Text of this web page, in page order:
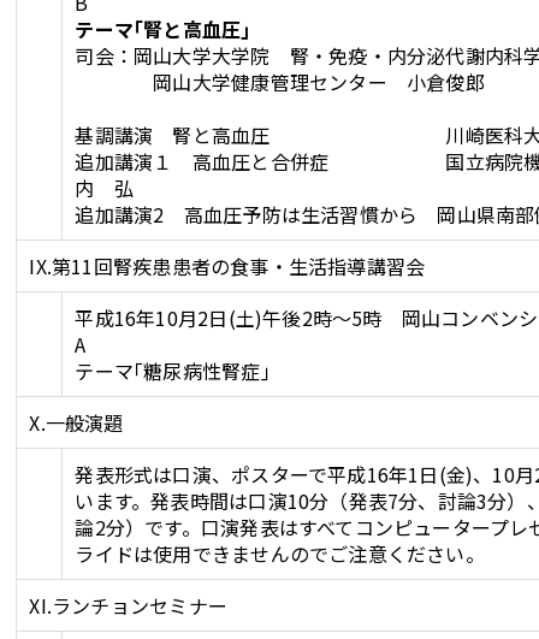
テーマ｢腎と高血圧｣
司会：岡山大学大学院 腎・免疫・内分泌代謝内
岡山大学健康管理センター 小倉俊郎
基調講演 腎と高血圧 川崎医科大学
追加講演１ 高血圧と合併症 国立病院機構
内 弘
追加講演2 高血圧予防は生活習慣から 岡山県南
IX.第11回腎疾患患者の食事・生活指導講習会
平成16年10月2日(土)午後2時～5時 岡山コンベン
A
テーマ｢糖尿病性腎症｣
X.一般演題
発表形式は口演、ポスターで平成16年1日(金)、10
います。発表時間は口演10分（発表7分、討論3分
論2分）です。口演発表はすべてコンピュータープ
ライドは使用できませんのでご注意ください。
XI.ランチョンセミナー